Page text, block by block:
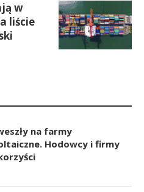
w
liście
na farmy
Hodowcy i firmy